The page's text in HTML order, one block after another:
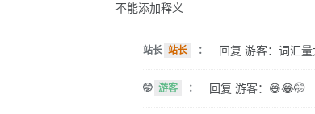
不能添加释义
站长 站长 ： 回复 游客：词汇
🤭 游客 ： 回复 游客：😅😂🤭